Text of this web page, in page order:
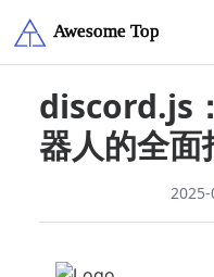
discord.js
器人的全面